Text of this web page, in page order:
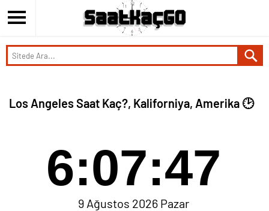
Los Angeles Saat Kaç?, Kaliforniya, Amerika 🕑
6:07:47
9 Ağustos 2026 Pazar